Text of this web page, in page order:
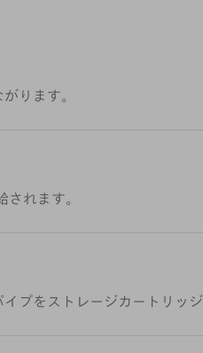
ります。
れます。
プをストレージカートリッジ